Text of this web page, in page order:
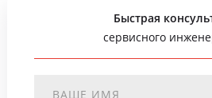
Быстрая
сервисного